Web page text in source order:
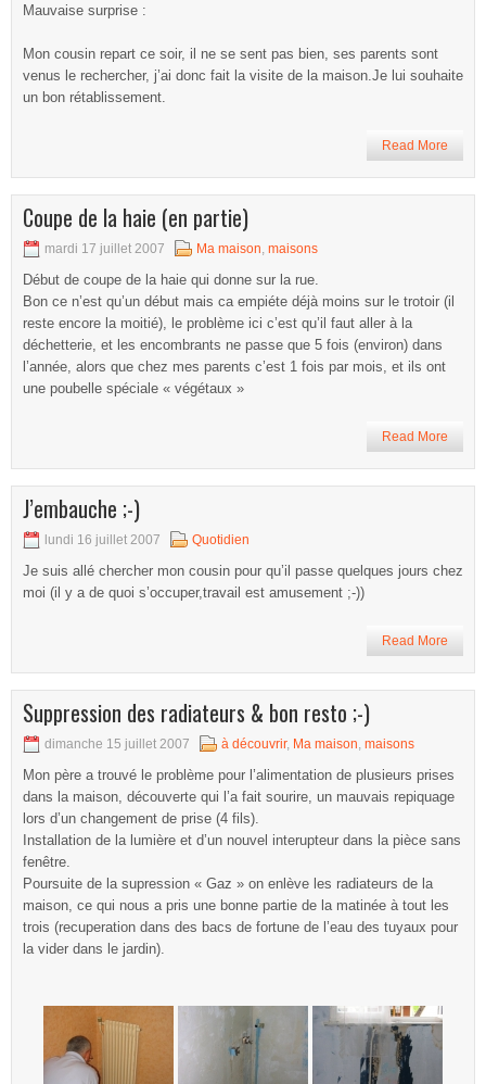
Mauvaise surprise :
Mon cousin repart ce soir, il ne se sent pas bien, ses parents sont
venus le rechercher, j’ai donc fait la visite de la maison.Je lui souhaite
un bon rétablissement.
Read More
Coupe de la haie (en partie)
mardi 17 juillet 2007 Ma maison maisons
Début de coupe de la haie qui donne sur la rue.
Bon ce n’est qu’un début mais ca empiéte déjà moins sur le trotoir (il
reste encore la moitié), le problème ici c’est qu’il faut aller à la
déchetterie, et les encombrants ne passe que 5 fois (environ) dans
l’année, alors que chez mes parents c’est 1 fois par mois, et ils ont
une poubelle spéciale « végétaux »
Read More
J’embauche ;-)
lundi 16 juillet 2007 Quotidien
Je suis allé chercher mon cousin pour qu’il passe quelques jours chez
moi (il y a de quoi s’occuper,travail est amusement ;-))
Read More
Suppression des radiateurs & bon resto ;-)
dimanche 15 juillet 2007 à découvrir, Ma maison maisons
Mon père a trouvé le problème pour l’alimentation de plusieurs prises
dans la maison, découverte qui l’a fait sourire, un mauvais repiquage
lors d’un changement de prise (4 fils).
Installation de la lumière et d’un nouvel interupteur dans la pièce sans
fenêtre.
Poursuite de la supression « Gaz » on enlève les radiateurs de la
maison, ce qui nous a pris une bonne partie de la matinée à tout les
trois (recuperation dans des bacs de fortune de l’eau des tuyaux pour
la vider dans le jardin).